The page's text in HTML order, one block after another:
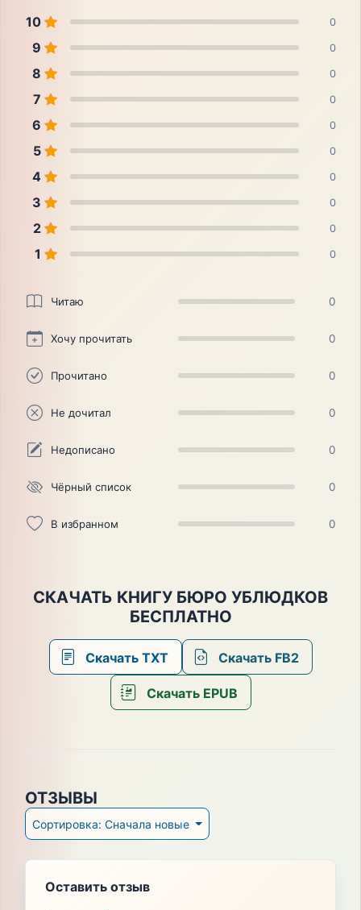
10 0
9 0
8 0
7 0
6 0
5 0
4 0
3 0
2 0
1 0
Читаю 0
Хочу прочитать 0
Прочитано 0
Не дочитал 0
Недописано 0
Чёрный список 0
В избранном 0
СКАЧАТЬ КНИГУ БЮРО УБЛЮДКОВ
БЕСПЛАТНО
Скачать TXT Скачать FB2
Скачать EPUB
ОТЗЫВЫ
Сортировка: Сначала новые
Оставить отзыв